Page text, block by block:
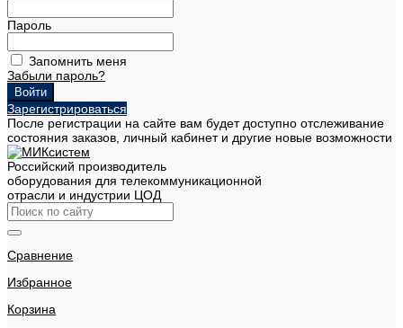
Пароль
Запомнить меня
Забыли пароль?
Зарегистрироваться
После регистрации на сайте вам будет доступно отслеживание
состояния заказов, личный кабинет и другие новые возможности
Российский производитель
оборудования для телекоммуникационной
отрасли и индустрии ЦОД
Сравнение
Избранное
Корзина